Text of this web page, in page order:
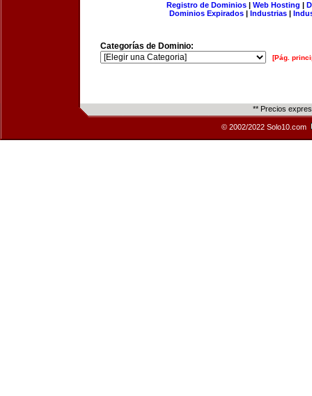
Registro de Dominios| Web Hosting |
Dominios Expirados | Industrias |
Categorías de Dominio:
[Pág.
** Precios
© 2002/2022 Solo10.com